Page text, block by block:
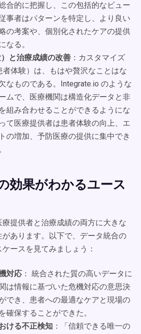
合的に把握し、この包括的なビュー
事者はパターンを特定し、より良い
の考案や、個別化されたケアの提供
なる。
と治療成績の改善 ：カスタマイズ
者体験）は、もはや贅沢なことはな
なものである。Integrate.io のような
ムで、医療機関は構造化データと非
組み合わせることができるようにな
て医療提供者は患者体験の向上、エ
の増加、予防医療の提供に集中でき
効果がわかるユース
提供者と治療成績の両方に大きな
あります。以下で、データ統合の
ースを見てみましょう：
対応 ： 統合された質の高いデータに
は情報に基づいた危機対応の意思決
でき、患者への最適なケアと現場の
確保することができた。
ける不正検知 ：「信頼できる唯一の